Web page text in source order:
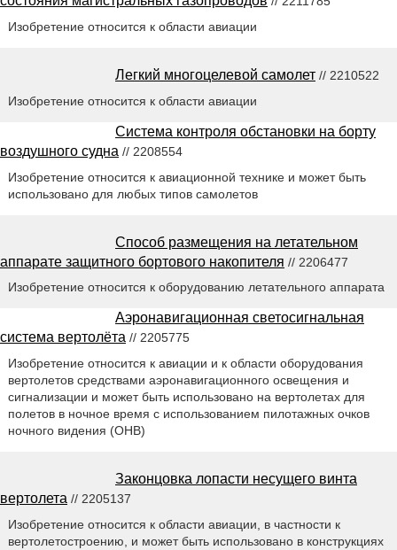
Изобретение относится к области авиации
Легкий многоцелевой самолет // 2210522
Изобретение относится к области авиации
Система контроля обстановки на борту
воздушного судна // 2208554
Изобретение относится к авиационной технике и может быть
использовано для любых типов самолетов
Способ размещения на летательном
аппарате защитного бортового накопителя // 2206477
Изобретение относится к оборудованию летательного аппарата
Аэронавигационная светосигнальная
система вертолёта // 2205775
Изобретение относится к авиации и к области оборудования
вертолетов средствами аэронавигационного освещения и
сигнализации и может быть использовано на вертолетах для
полетов в ночное время с использованием пилотажных очков
ночного видения (ОНВ)
Законцовка лопасти несущего винта
вертолета // 2205137
Изобретение относится к области авиации, в частности к
вертолетостроению, и может быть использовано в конструкциях